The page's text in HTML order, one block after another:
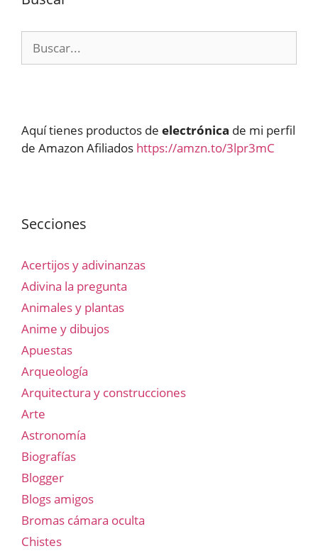
Aquí tienes productos de electrónica de mi perfil
de Amazon Afiliados https://amzn.to/3lpr3mC
Secciones
Acertijos y adivinanzas
Adivina la pregunta
Animales y plantas
Anime y dibujos
Apuestas
Arqueología
Arquitectura y construcciones
Arte
Astronomía
Biografías
Blogger
Blogs amigos
Bromas cámara oculta
Chistes